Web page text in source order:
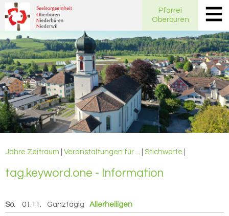
Pfarrei
Oberbüren
Jahre Zeitraum Veranstaltungen für ... Stichworte
tag.key­word.one - In­for­ma­ti­on
So. 01.11. 2026
Ganztägig Allerheiligen